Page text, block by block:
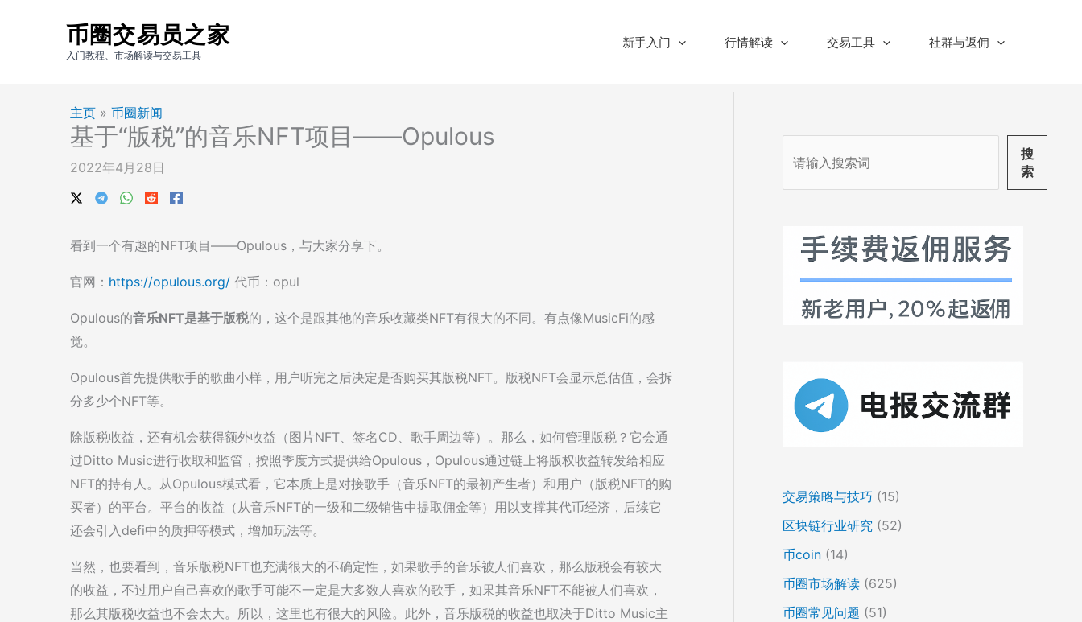
币圈交易员之家
入门教程、市场解读与交易工具
新手入门 行情解读 交易工具 社群与返佣
主页 » 币圈新闻
基于“版税”的音乐NFT项目——Opulous
2022年4月28日
看到一个有趣的NFT项目——Opulous，与大家分享下。
官网： https://opulous.org/ 代币：opul
Opulous的音乐NFT是基于版税的，这个是跟其他的音乐收藏类NFT有很大的不同。有点像MusicFi的感
觉。
Opulous首先提供歌手的歌曲小样，用户听完之后决定是否购买其版税NFT。版税NFT会显示总估值，会拆
分多少个NFT等。
除版税收益，还有机会获得额外收益（图片NFT、签名CD、歌手周边等）。那么，如何管理版税？它会通
过Ditto Music进行收取和监管，按照季度方式提供给Opulous，Opulous通过链上将版权收益转发给相应
NFT的持有人。从Opulous模式看，它本质上是对接歌手（音乐NFT的最初产生者）和用户（版税NFT的购
买者）的平台。平台的收益（从音乐NFT的一级和二级销售中提取佣金等）用以支撑其代币经济，后续它
还会引入defi中的质押等模式，增加玩法等。
当然，也要看到，音乐版税NFT也充满很大的不确定性，如果歌手的音乐被人们喜欢，那么版税会有较大
的收益，不过用户自己喜欢的歌手可能不一定是大多数人喜欢的歌手，如果其音乐NFT不能被人们喜欢，
那么其版税收益也不会太大。所以，这里也有很大的风险。此外，音乐版税的收益也取决于Ditto Music主
搜
索
交易策略与技巧 (15)
区块链行业研究 (52)
币coin (14)
币圈市场解读 (625)
币圈常见问题 (51)